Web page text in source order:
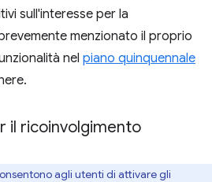
sull'interesse per la
menzionato il proprio
nel piano quinquennale
il ricoinvolgimento
agli utenti di attivare gli